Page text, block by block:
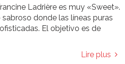
Ladrière es muy «Sweet».
donde las líneas puras
El objetivo es de
Lire plus